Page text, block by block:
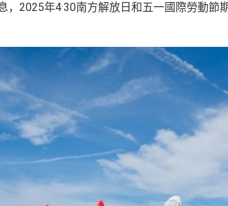
，2025年4·30南方解放日和五一國際勞動